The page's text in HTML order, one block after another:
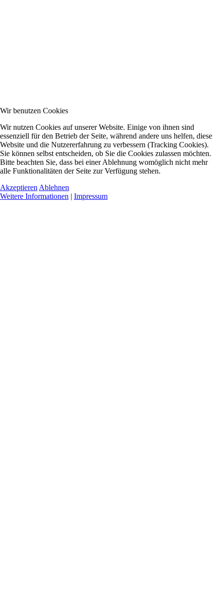
Wir benutzen Cookies
Wir nutzen Cookies auf unserer Website. Einige von ihnen sind
essenziell für den Betrieb der Seite, während andere uns helfen, diese
Website und die Nutzererfahrung zu verbessern (Tracking Cookies).
Sie können selbst entscheiden, ob Sie die Cookies zulassen möchten.
Bitte beachten Sie, dass bei einer Ablehnung womöglich nicht mehr
alle Funktionalitäten der Seite zur Verfügung stehen.
Akzeptieren Ablehnen
Weitere Informationen | Impressum